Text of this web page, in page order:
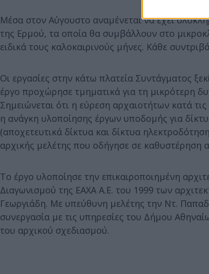
Μέσα στον Αύγουστο αναμένεται να έχει
της Ερμού, τα οποία θα συμβάλλουν στο
ειδικά τους καλοκαιρινούς μήνες. Κάθε
Οι εργασίες στην κάτω πλατεία Συντάγματος
έργο προχώρησε τμηματικά για τη μικρότερη
Σημειώνεται ότι η εύρεση αρχαιοτήτων κατά
η ανάγκη υλοποίησης έργων υποδομής για
(αποχετευτικά δίκτυα και δίκτυα
αρχικής μελέτης που οδήγησε σε καθυστέρηση
Το έργο υλοποίησε την επικαιροποιημένη
Διαγωνισμού της ΕΑΧΑ Α.Ε. του 1999 των
Γεωργιάδη. Με υπεύθυνη μελέτης την Ντ.
συνεργασία με τις υπηρεσίες του Δήμου
του αρχικού σχεδιασμού.